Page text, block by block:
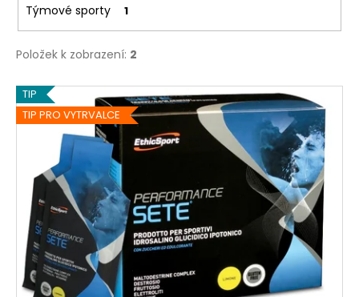
Týmové sporty 1
Položek k zobrazení: 2
V
ý
o
d
u
TIP
TIP PRO VYTRVALCE